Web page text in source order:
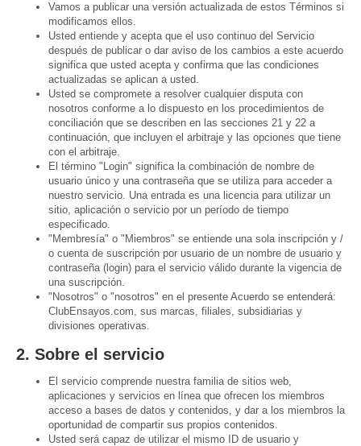
Vamos a publicar una versión actualizada de estos Términos si
modificamos ellos.
Usted entiende y acepta que el uso continuo del Servicio
después de publicar o dar aviso de los cambios a este acuerdo
significa que usted acepta y confirma que las condiciones
actualizadas se aplican a usted.
Usted se compromete a resolver cualquier disputa con
nosotros conforme a lo dispuesto en los procedimientos de
conciliación que se describen en las secciones 21 y 22 a
continuación, que incluyen el arbitraje y las opciones que tiene
con el arbitraje.
El término "Login" significa la combinación de nombre de
usuario único y una contraseña que se utiliza para acceder a
nuestro servicio. Una entrada es una licencia para utilizar un
sitio, aplicación o servicio por un período de tiempo
especificado.
"Membresía" o "Miembros" se entiende una sola inscripción y /
o cuenta de suscripción por usuario de un nombre de usuario y
contraseña (login) para el servicio válido durante la vigencia de
una suscripción.
"Nosotros" o "nosotros" en el presente Acuerdo se entenderá:
ClubEnsayos.com, sus marcas, filiales, subsidiarias y
divisiones operativas.
2. Sobre el servicio
El servicio comprende nuestra familia de sitios web,
aplicaciones y servicios en línea que ofrecen los miembros
acceso a bases de datos y contenidos, y dar a los miembros la
oportunidad de compartir sus propios contenidos.
Usted será capaz de utilizar el mismo ID de usuario y